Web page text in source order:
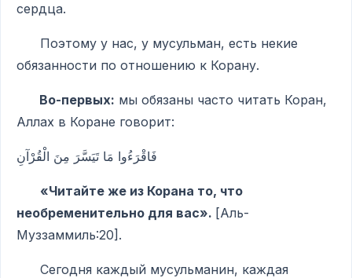
сердца.
Поэтому у нас, у мусульман, есть некие
обязанности по отношению к Корану.
Во-первых: мы обязаны часто читать Коран,
Аллах в Коране говорит:
فَاقْرَءُوا مَا تَيَسَّرَ مِنَ الْقُرْآنِ
«Читайте же из Корана то, что
необременительно для вас». [Аль-
Муззаммиль:20].
Сегодня каждый мусульманин, каждая